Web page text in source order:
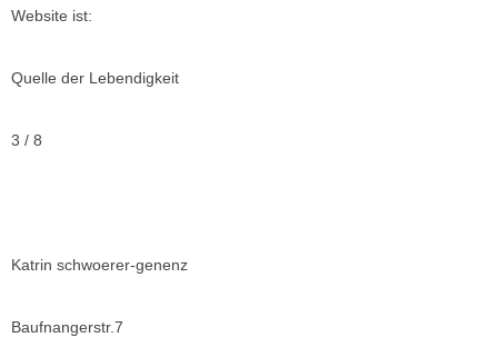
Website ist:
Quelle der Lebendigkeit
3 / 8
Katrin schwoerer-genenz
Baufnangerstr.7